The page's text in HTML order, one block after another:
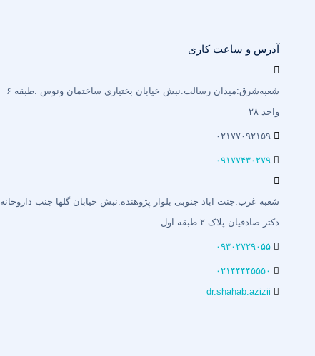
آدرس و ساعت کاری
شعبه‌شرق:میدان رسالت.نبش خیابان بختیاری‌ ساختمان ونوس .طبقه ۶
واحد ۲۸
۰۲۱۷۷۰۹۲۱۵۹
۰۹۱۷۷۴۳۰۲۷۹
شعبه غرب:جنت اباد جنوبی بلوار پژوهنده.نبش خیابان گلها جنب داروخانه
دکتر صادقیان.پلاک ۲ طبقه اول
۰۹۳۰۲۷۲۹۰۵۵
۰۲۱۴۴۴۴۵۵۵۰
dr.shahab.azizii